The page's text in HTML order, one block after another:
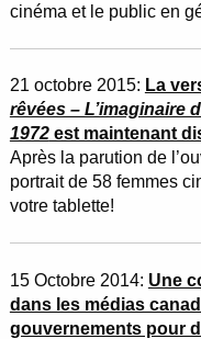
cinéma et le public en
21 octobre 2015: La
rêvées – L’imaginaire
1972est maintenant
Après la parution de
portrait de 58 femmes
votre tablette!
15 Octobre 2014: Une
dans les médias
gouvernements pour